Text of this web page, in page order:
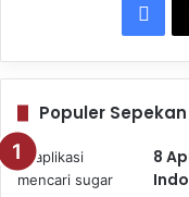
Populer Sepekan
8